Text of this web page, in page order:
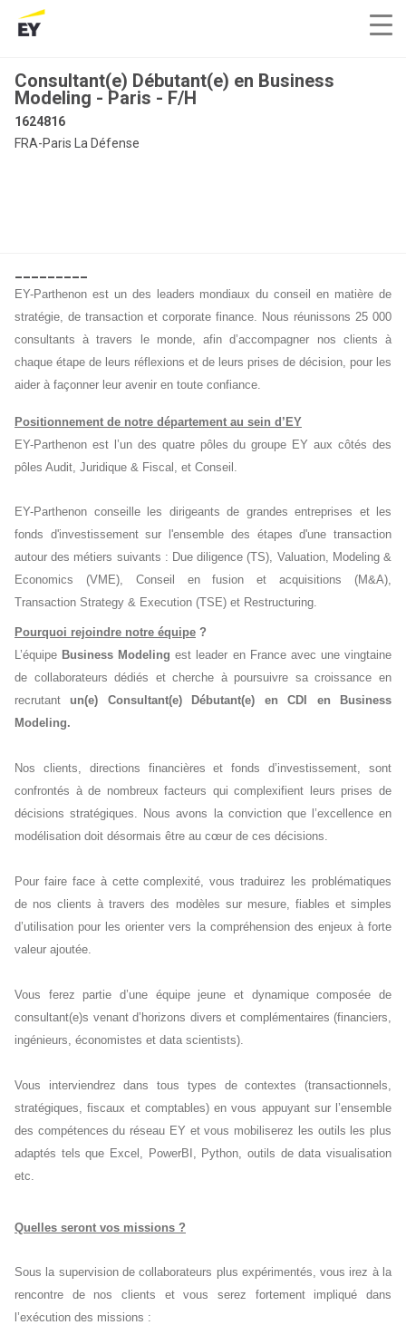
Consultant(e) Débutant(e) en Business
Modeling - Paris - F/H
1624816
FRA-Paris La Défense
EY-Parthenon est un des leaders mondiaux du conseil en matière de
stratégie, de transaction et corporate finance. Nous réunissons 25 000
consultants à travers le monde, afin d’accompagner nos clients à
chaque étape de leurs réflexions et de leurs prises de décision, pour les
aider à façonner leur avenir en toute confiance.
Positionnement de notre département au sein d’EY
EY-Parthenon est l’un des quatre pôles du groupe EY aux côtés des
pôles Audit, Juridique & Fiscal, et Conseil.
EY-Parthenon conseille les dirigeants de grandes entreprises et les
fonds d'investissement sur l'ensemble des étapes d'une transaction
autour des métiers suivants : Due diligence (TS), Valuation, Modeling &
Economics (VME), Conseil en fusion et acquisitions (M&A),
Transaction Strategy & Execution (TSE) et Restructuring.
Pourquoi rejoindre notre équipe ?
L’équipe Business Modeling est leader en France avec une vingtaine
de collaborateurs dédiés et cherche à poursuivre sa croissance en
recrutantun(e) Consultant(e) Débutant(e) en CDI en Business
Modeling.
Nos clients, directions financières et fonds d’investissement, sont
confrontés à de nombreux facteurs qui complexifient leurs prises de
décisions stratégiques. Nous avons la conviction que l’excellence en
modélisation doit désormais être au cœur de ces décisions.
Pour faire face à cette complexité, vous traduirez les problématiques
de nos clients à travers des modèles sur mesure, fiables et simples
d’utilisation pour les orienter vers la compréhension des enjeux à forte
valeur ajoutée.
Vous ferez partie d’une équipe jeune et dynamique composée de
consultant(e)s venant d’horizons divers et complémentaires (financiers,
ingénieurs, économistes et data scientists).
Vous interviendrez dans tous types de contextes (transactionnels,
stratégiques, fiscaux et comptables) en vous appuyant sur l’ensemble
des compétences du réseau EY et vous mobiliserez les outils les plus
adaptés tels que Excel, PowerBI, Python, outils de data visualisation
etc.
Quelles seront vos missions ?
Sous la supervision de collaborateurs plus expérimentés, vous irez à la
rencontre de nos clients et vous serez fortement impliqué dans
l’exécution des missions :